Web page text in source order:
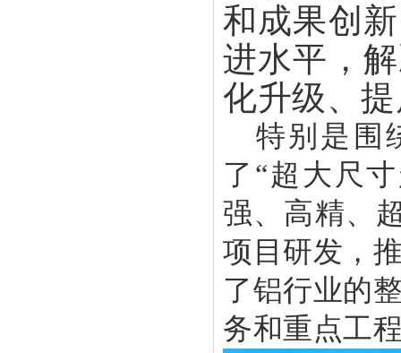
和成果创
进水平，
化升级、
特别是围
了“超大尺
强、高精、
项目研发，
了铝行业的
务和重点工